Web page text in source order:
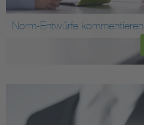
Norm-Entwürfe kommentieren